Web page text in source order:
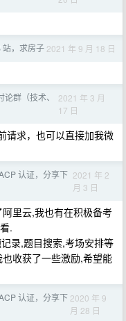
站，求房子 2021 年 9 月 18 日
论群（技术、
2021 年 3 月
17 日
请求，也可以直接加我微
认证，分享下 2021 年 2
月 3 日
里云,我也有在积极备考
.
录,题目搜索,考场安排等
收获了一些激励,希望能
认证，分享下 2020 年 9
月 28 日